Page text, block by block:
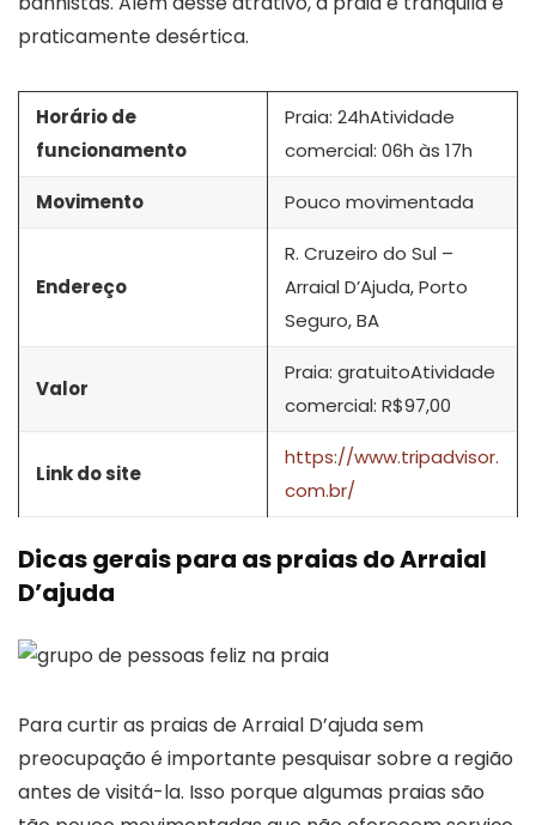
praticamente desértica.
Horário de
funcionamento
Praia: 24hAtividade
comercial: 06h às 17h
Movimento Pouco movimentada
Endereço
R. Cruzeiro do Sul –
Arraial D’Ajuda, Porto
Seguro, BA
Valor
Praia: gratuitoAtividade
comercial: R$97,00
Link do site
https://www.tripadvisor.
com.br/
Dicas gerais para as praias do Arraial
D’ajuda
Para curtir as praias de Arraial D’ajuda sem
preocupação é importante pesquisar sobre a região
antes de visitá-la. Isso porque algumas praias são